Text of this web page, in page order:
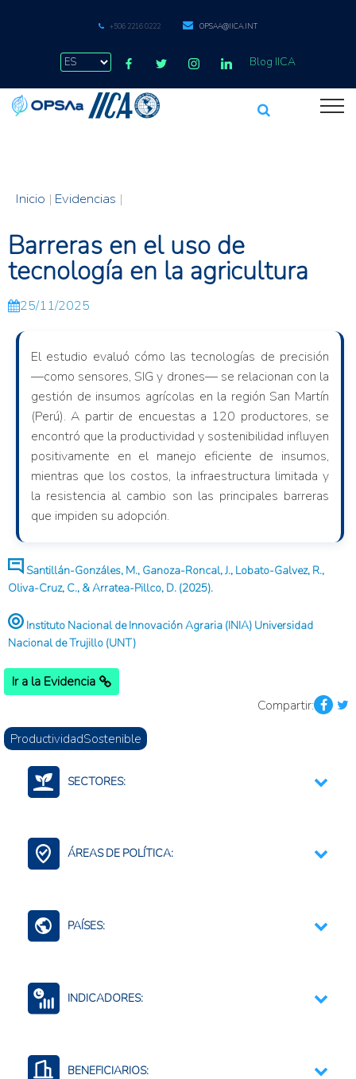
+506 2216 0222 OPSAA@IICA.INT
Blog IICA
Inicio | Evidencias |
Barreras en el uso de
tecnología en la agricultura
25/11/2025
El estudio evaluó cómo las tecnologías de precisión
—como sensores, SIG y drones— se relacionan con la
gestión de insumos agrícolas en la región San Martín
(Perú). A partir de encuestas a 120 productores, se
encontró que la productividad y sostenibilidad influyen
positivamente en el manejo eficiente de insumos,
mientras que los costos, la infraestructura limitada y
la resistencia al cambio son las principales barreras
que impiden su adopción.
Santillán-Gonzáles, M., Ganoza-Roncal, J., Lobato-Galvez, R.,
Oliva-Cruz, C., & Arratea-Pillco, D. (2025).
Instituto Nacional de Innovación Agraria (INIA) Universidad
Nacional de Trujillo (UNT)
Ir a la Evidencia
Compartir:
ProductividadSostenible
SECTORES:
Agroalimentario (total)
Ciencia, tecnología e innovación
ÁREAS DE POLÍTICA:
Ciencia, Tecnología e Innovación
PAÍSES:
INDICADORES:
Actividad económica total
BENEFICIARIOS: